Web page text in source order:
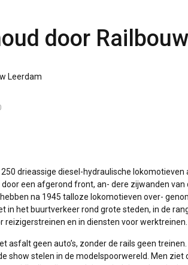
door
drieassige diesel-hydraulische lokomotieven
een afgerond front, an- dere zijwanden
na 1945 talloze lokomotieven over-
in het buurtverkeer rond grote steden, in de
en in diensten voor werktreinen.
asfalt geen auto’s, zonder de rails geen
show stelen in de modelspoorwereld. Men ziet